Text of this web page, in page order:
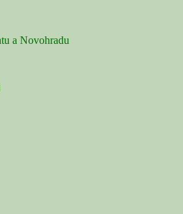
a Novohradu